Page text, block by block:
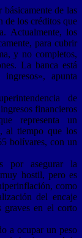
de las
de los créditos que
Actualmente, los
para cubrir
y no completos,
La banca está
apunta
de
financieros
representa un
al tiempo que los
bolívares, con un
por asegurar la
hostil, pero es
como
del encaje
graves en el corto
a ocupar un peso